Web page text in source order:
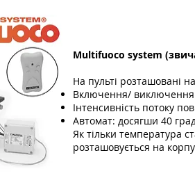
Multifuoco system (
На пульті розташовані
Включення/ виключення
Інтенсивність потоку
Автомат: досягши 40
Як тільки температура
розташовується на